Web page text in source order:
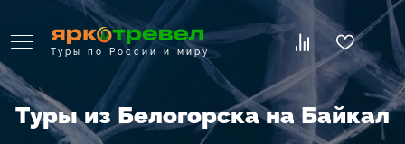
Туры по России и миру
Туры из Белогорска на Байкал